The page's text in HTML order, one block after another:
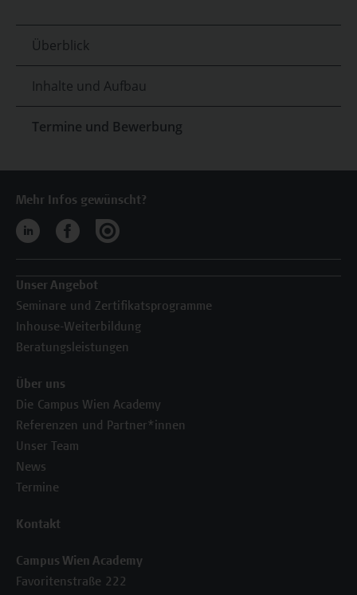
Überblick
Inhalte und Aufbau
Termine und Bewerbung
Mehr Infos gewünscht?
Unser Angebot
Seminare und Zertifikatsprogramme
Inhouse-Weiterbildung
Beratungsleistungen
Über uns
Die Campus Wien Academy
Referenzen und Partner*innen
Unser Team
News
Termine
Kontakt
Campus Wien Academy
Favoritenstraße 222